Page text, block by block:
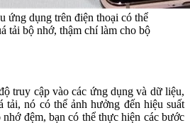
ứng dụng trên điện thoại có thể
tải bộ nhớ, thậm chí làm cho bộ
truy cập vào các ứng dụng và dữ liệu,
tải, nó có thể ảnh hưởng đến hiệu suất
đệm, bạn có thể thực hiện các bước